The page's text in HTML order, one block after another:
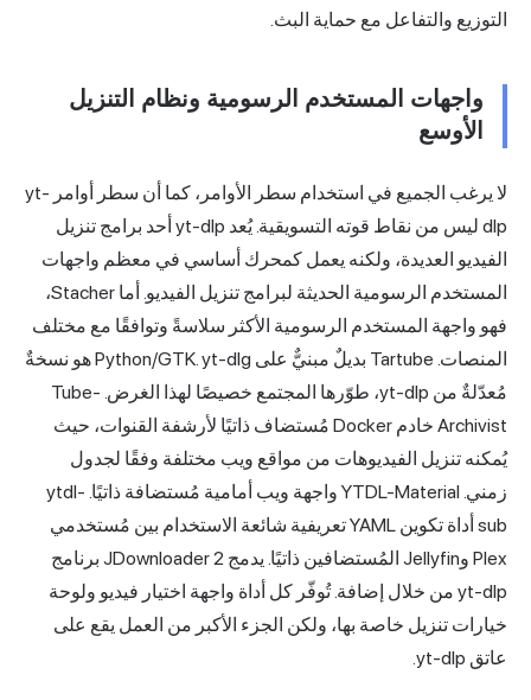
التوزيع والتفاعل مع حماية البث.
واجهات المستخدم الرسومية ونظام التنزيل
الأوسع
لا يرغب الجميع في استخدام سطر الأوامر، كما أن سطر أوامر yt-
dlp ليس من نقاط قوته التسويقية. يُعد yt-dlp أحد برامج تنزيل
الفيديو العديدة، ولكنه يعمل كمحرك أساسي في معظم واجهات
المستخدم الرسومية الحديثة لبرامج تنزيل الفيديو. أما Stacher،
فهو واجهة المستخدم الرسومية الأكثر سلاسةً وتوافقًا مع مختلف
المنصات. Tartube بديلٌ مبنيٌّ على Python/GTK. yt-dlg هو نسخةٌ
مُعدّلةٌ من yt-dlp، طوّرها المجتمع خصيصًا لهذا الغرض. Tube-
Archivist خادم Docker مُستضاف ذاتيًا لأرشفة القنوات، حيث
يُمكنه تنزيل الفيديوهات من مواقع ويب مختلفة وفقًا لجدول
زمني. YTDL-Material واجهة ويب أمامية مُستضافة ذاتيًا. ytdl-
sub أداة تكوين YAML تعريفية شائعة الاستخدام بين مُستخدمي
Plex وJellyfin المُستضافين ذاتيًا. يدمج JDownloader 2 برنامج
yt-dlp من خلال إضافة. تُوفّر كل أداة واجهة اختيار فيديو ولوحة
خيارات تنزيل خاصة بها، ولكن الجزء الأكبر من العمل يقع على
عاتق yt-dlp.